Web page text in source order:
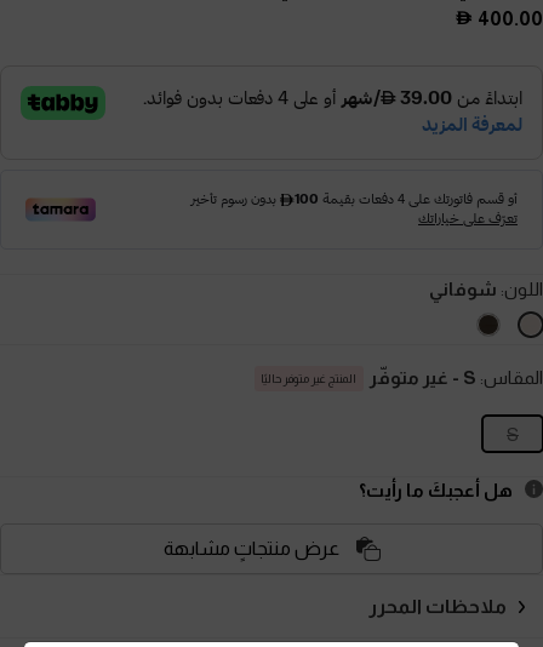
400.00
اللون: شوفاني
المقاس: S - غير متوفّر المنتج غير متوفر حاليًا
S
هل أعجبكَ ما رأيت؟
عرض منتجاتٍ مشابهة
ملاحظات المحرر